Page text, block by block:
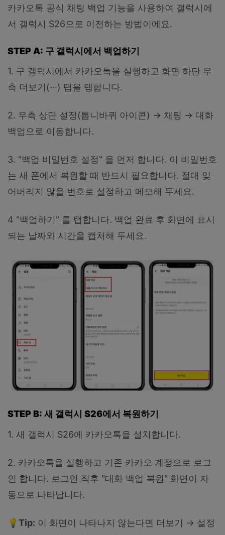
카카오톡 공식 채팅 백업 기능을 사용하여 갤럭시에
서 갤럭시 S26으로 이전하는 방법이에요.
STEP A: 구 갤럭시에서 백업하기
1. 구 갤럭시에서 카카오톡을 실행하고 화면 하단 우
측 더보기(···) 탭을 탭합니다.
2. 우측 상단 설정(톱니바퀴 아이콘) → 채팅 → 대화
백업으로 이동합니다.
3. "백업 비밀번호 설정" 을 먼저 합니다. 이 비밀번호
는 새 폰에서 복원할 때 반드시 필요합니다. 절대 잊
어버리지 않을 번호로 설정하고 메모해 두세요.
4 "백업하기" 를 탭합니다. 백업 완료 후 화면에 표시
되는 날짜와 시간을 캡처해 두세요.
STEP B: 새 갤럭시 S26에서 복원하기
1. 새 갤럭시 S26에 카카오톡을 설치합니다.
2. 카카오톡을 실행하고 기존 카카오 계정으로 로그
인 합니다. 로그인 직후 "대화 백업 복원" 화면이 자
동으로 나타납니다.
💡Tip: 이 화면이 나타나지 않는다면 더보기 → 설정